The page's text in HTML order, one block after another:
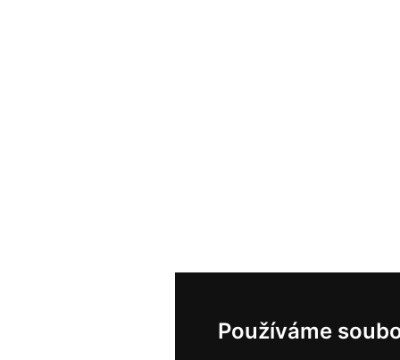
Používáme